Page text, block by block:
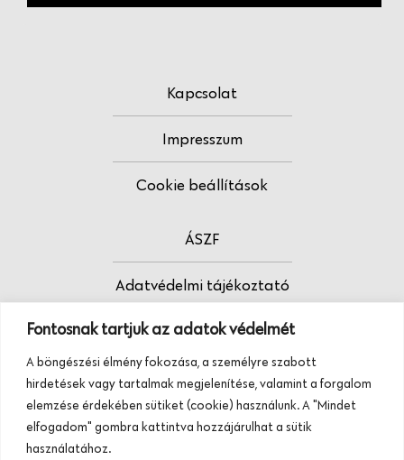
Fontosnak tartjuk az adatok védelmét
A böngészési élmény fokozása, a személyre szabott
hirdetések vagy tartalmak megjelenítése, valamint a forgalom
elemzése érdekében sütiket (cookie) használunk. A "Mindet
elfogadom" gombra kattintva hozzájárulhat a sütik
használatához.
Kapcsolat
Impresszum
Cookie beállítások
ÁSZF
Adatvédelmi tájékoztató
Fodrász vagy?
Tudj meg többet termékeinkről, szolgáltatásainkról.
Hívj minket, vagy üzenj nekünk ezen a
telefonszámon:
+36 20 945 84 74